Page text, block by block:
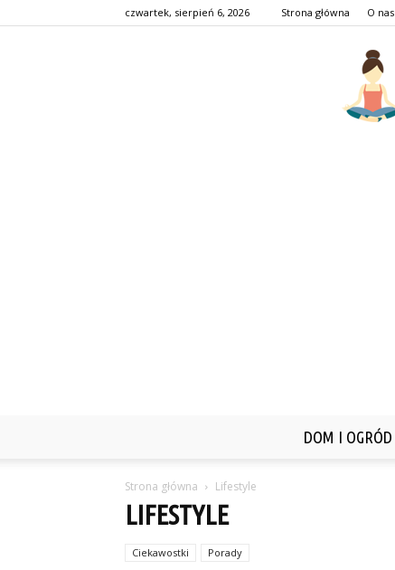
czwartek, sierpień 6, 2026 Strona główna O nas
DOM I OGRÓD
Strona główna Lifestyle
LIFESTYLE
Ciekawostki Porady